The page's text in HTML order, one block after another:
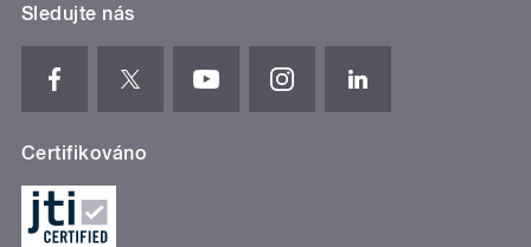
Sledujte nás
Certifikováno